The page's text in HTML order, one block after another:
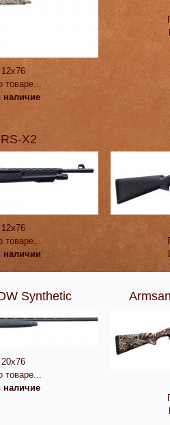
12х76
товаре...
наличие
X2
12х76
товаре...
наличии
Synthetic
20х76
товаре...
наличие